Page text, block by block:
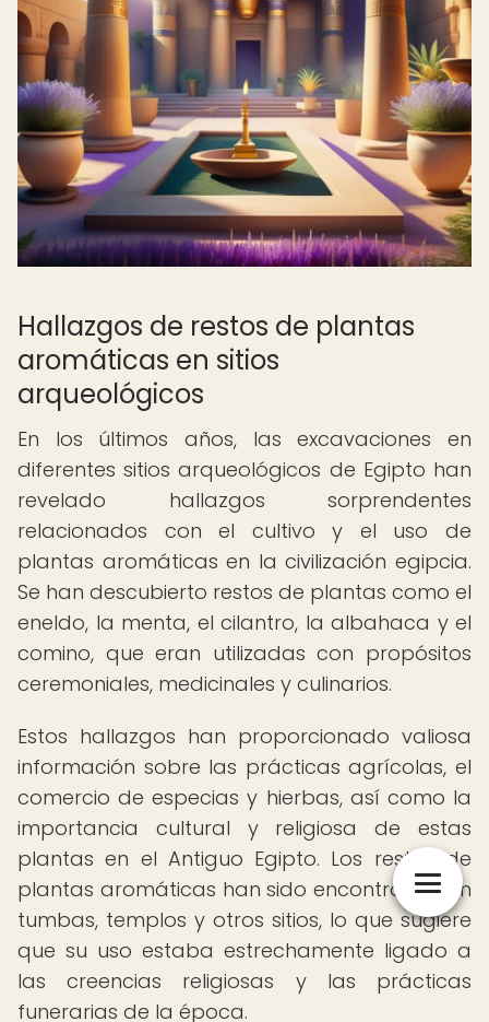
Hallazgos de restos de plantas
aromáticas en sitios
arqueológicos
En los últimos años, las excavaciones en
diferentes sitios arqueológicos de Egipto han
revelado hallazgos sorprendentes
relacionados con el cultivo y el uso de
plantas aromáticas en la civilización egipcia.
Se han descubierto restos de plantas como el
eneldo, la menta, el cilantro, la albahaca y el
comino, que eran utilizadas con propósitos
ceremoniales, medicinales y culinarios.
Estos hallazgos han proporcionado valiosa
información sobre las prácticas agrícolas, el
comercio de especias y hierbas, así como la
importancia cultural y religiosa de estas
plantas en el Antiguo Egipto. Los restos de
plantas aromáticas han sido encontrados en
tumbas, templos y otros sitios, lo que sugiere
que su uso estaba estrechamente ligado a
las creencias religiosas y las prácticas
funerarias de la época.